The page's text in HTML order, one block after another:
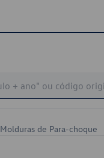
Molduras de Para-choque